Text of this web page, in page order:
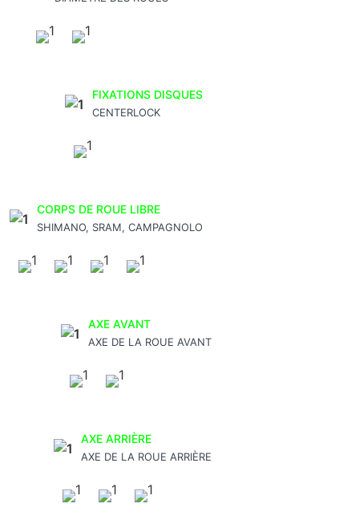
FIXATIONS DISQUES
CENTERLOCK
CORPS DE ROUE LIBRE
SHIMANO, SRAM, CAMPAGNOLO
AXE AVANT
AXE DE LA ROUE AVANT
AXE ARRIÈRE
AXE DE LA ROUE ARRIÈRE